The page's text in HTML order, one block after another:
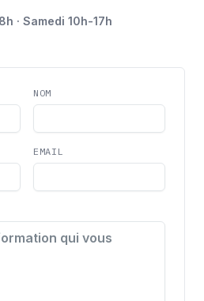
· Samedi 10h-17h
NOM
EMAIL